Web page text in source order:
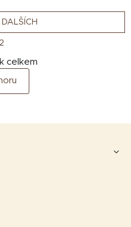
akvarijních ryb
S
2
celkem